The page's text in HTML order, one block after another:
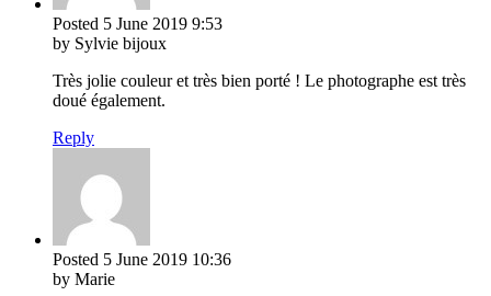
Posted 5 June 2019 9:53
by Sylvie bijoux
Très jolie couleur et très bien porté ! Le photographe est très
doué également.
Reply
Posted 5 June 2019 10:36
by Marie